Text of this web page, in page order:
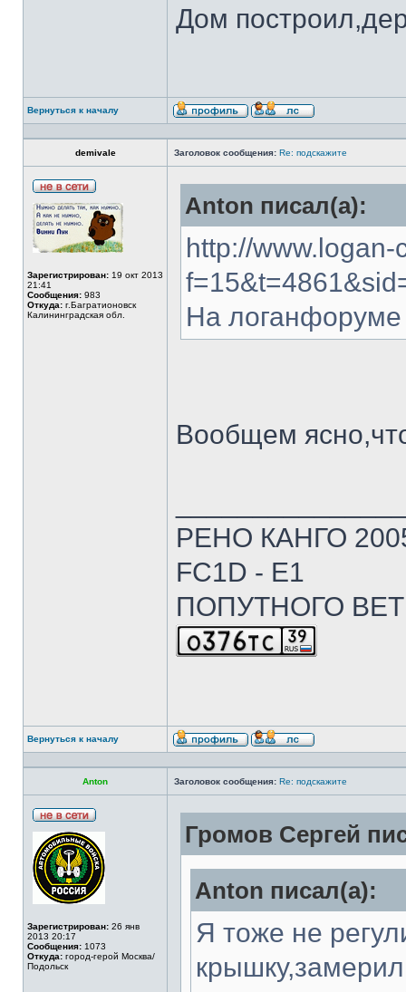
Дом
Вернуться к началу
demivale Заголовок сообщения: Re: подскажите
Зарегистрирован: 19 окт 2013
21:41
Сообщения: 983
Откуда: г.Багратионовск
Калининградская обл.
Anton писал(а):
http://
На логанфоруме
Вообщем
РЕНО КАНГО
FC1D - E1
ПОПУТНОГО
Вернуться к началу
Anton Заголовок сообщения: Re: подскажите
Зарегистрирован: 26 янв
2013 20:17
Сообщения: 1073
Откуда: город-герой Москва/
Подольск
Громов Сергей
Anton писал(а):
Я тоже не